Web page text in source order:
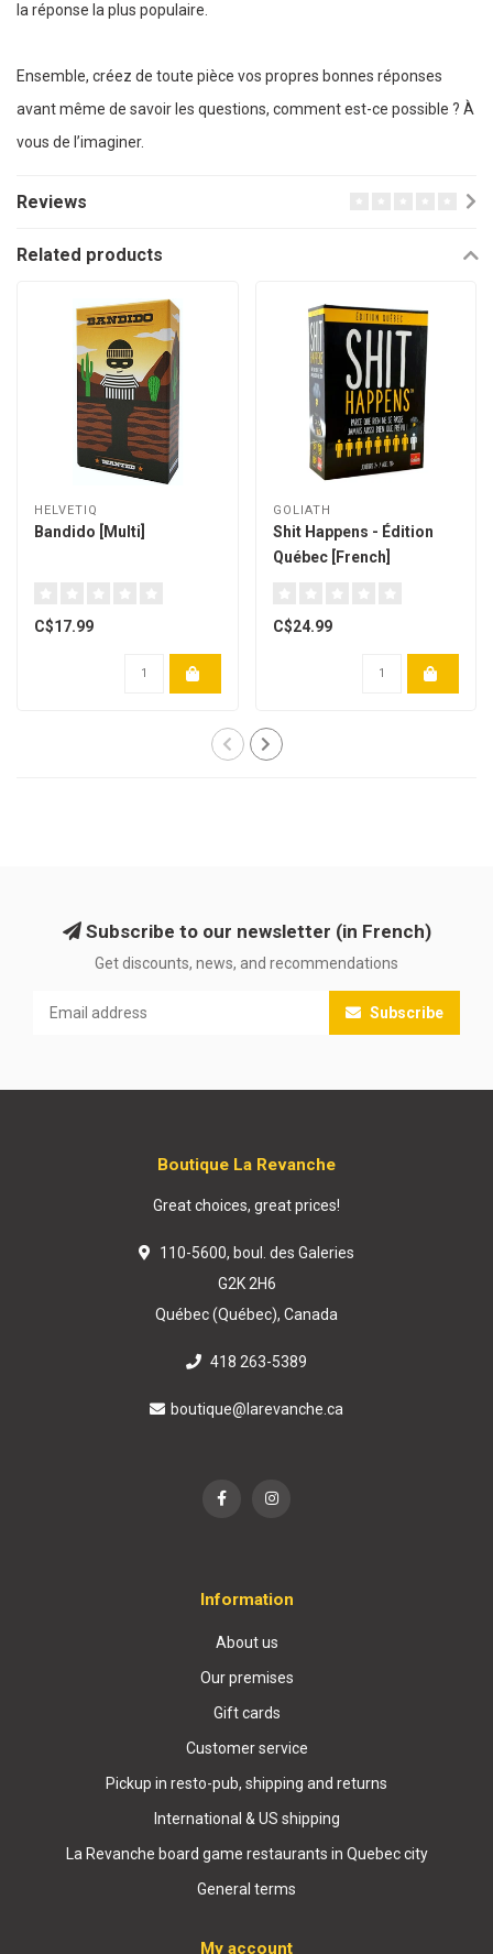
la réponse la plus populaire.
Ensemble, créez de toute pièce vos propres bonnes réponses
avant même de savoir les questions, comment est-ce possible ? À
vous de l’imaginer.
Reviews
Related products
HELVETIQ
Bandido [Multi]
C$17.99
GOLIATH
Shit Happens - Édition
Québec [French]
C$24.99
Subscribe to our newsletter (in French)
Get discounts, news, and recommendations
Subscribe
Boutique La Revanche
Great choices, great prices!
110-5600, boul. des Galeries
G2K 2H6
Québec (Québec), Canada
418 263-5389
boutique@larevanche.ca
Information
About us
Our premises
Gift cards
Customer service
Pickup in resto-pub, shipping and returns
International & US shipping
La Revanche board game restaurants in Quebec city
General terms
My account